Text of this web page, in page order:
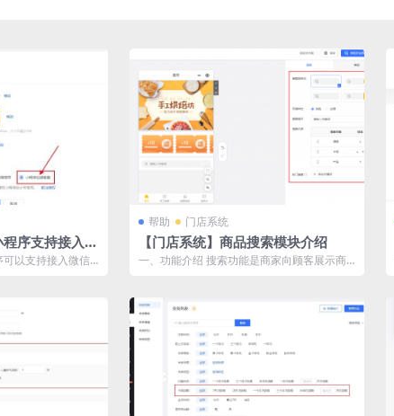
程序支持接入小
以支持接入微信
帮助 门店系统
【门店系统】商品搜索模块介绍
一、功能介绍 搜索功能是商家向顾客展示商